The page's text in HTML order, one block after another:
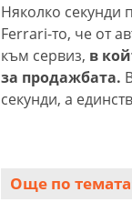
Няколко секунди
Ferrari-то, че от
към сервиз, в
за продажбата.
секунди, а
Още по